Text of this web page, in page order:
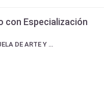
con Especialización
CENTRO PAMPA - ESCUELA DE ARTE Y DISEÑO